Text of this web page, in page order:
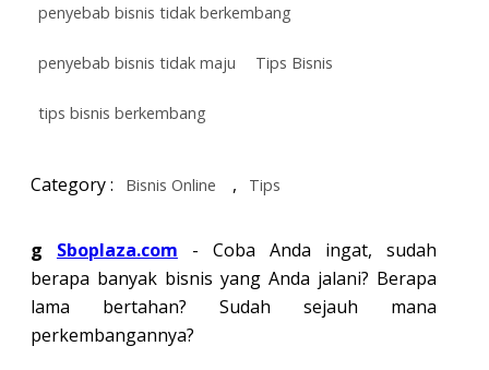
penyebab bisnis tidak berkembang
penyebab bisnis tidak maju Tips Bisnis
tips bisnis berkembang
Category : Bisnis Online , Tips
g Sboplaza.com - Coba Anda ingat, sudah
berapa banyak bisnis yang Anda jalani? Berapa
lama bertahan? Sudah sejauh mana
perkembangannya?